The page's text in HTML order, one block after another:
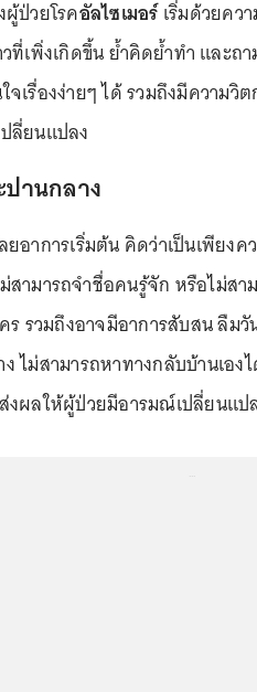
ป่วยโรคอัลไซเมอร์เริ่มด้วยคว
ที่เพิ่งเกิดขึ้น ย้ำคิดย้ำทำ และถ
เรื่องง่ายๆ ได้ รวมถึงมีความวิ
ลี่ยนแปลง
ปานกลาง
ยอาการเริ่มต้น คิดว่าเป็นเพียง
สามารถจำชื่อคนรู้จัก หรือไม่ส
ร รวมถึงอาจมีอาการสับสน ลืม
ไม่สามารถหาทางกลับบ้านเอง
งผลให้ผู้ป่วยมีอารมณ์เปลี่ยนแป